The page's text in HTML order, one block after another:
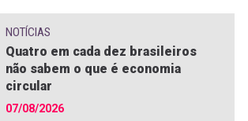
NOTÍCIAS
Quatro em cada dez brasileiros
não sabem o que é economia
circular
07/08/2026